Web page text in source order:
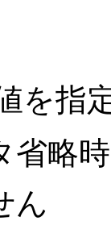
を指
省略
ん